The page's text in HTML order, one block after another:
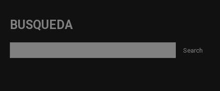
BUSQUEDA